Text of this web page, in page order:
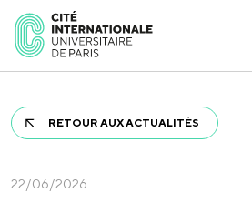
RETOUR AUX ACTUALITÉS
22/06/2026